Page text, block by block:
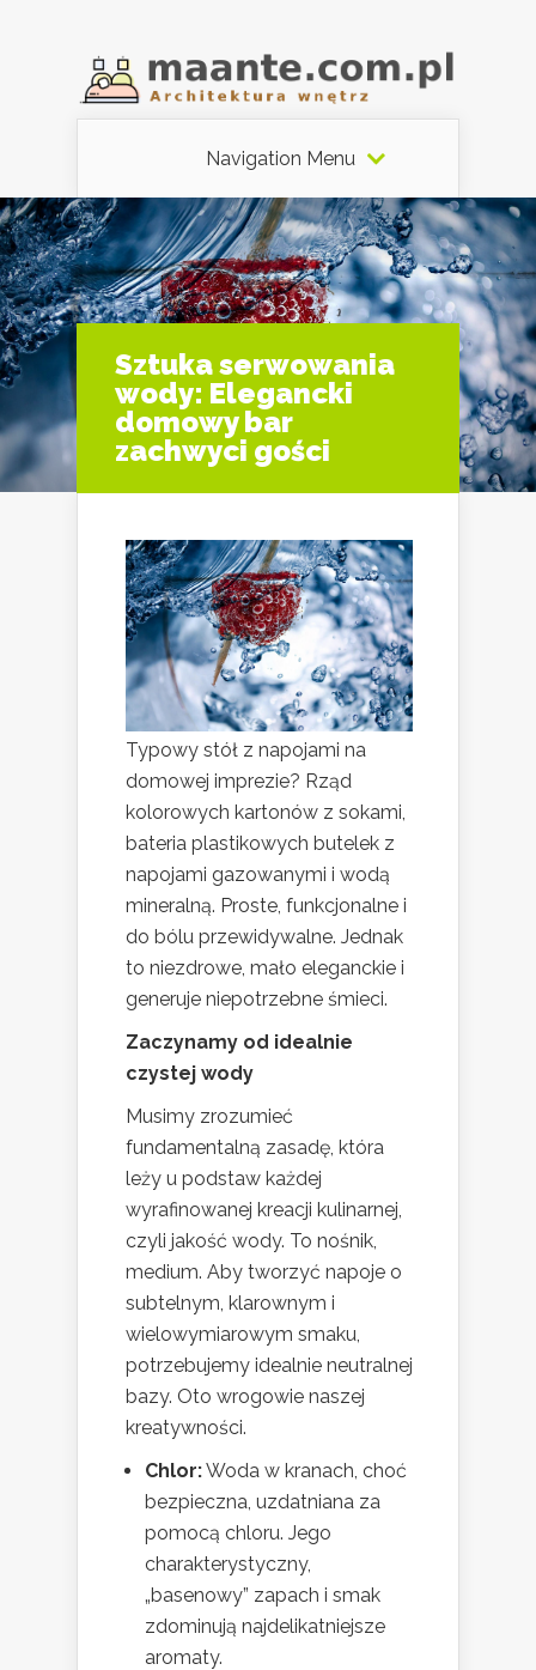
Navigation Menu
Sztuka serwowania
wody: Elegancki
domowy bar
zachwyci gości
Typowy stół z napojami na
domowej imprezie? Rząd
kolorowych kartonów z sokami,
bateria plastikowych butelek z
napojami gazowanymi i wodą
mineralną. Proste, funkcjonalne i
do bólu przewidywalne. Jednak
to niezdrowe, mało eleganckie i
generuje niepotrzebne śmieci.
Zaczynamy od idealnie
czystej wody
Musimy zrozumieć
fundamentalną zasadę, która
leży u podstaw każdej
wyrafinowanej kreacji kulinarnej,
czyli jakość wody. To nośnik,
medium. Aby tworzyć napoje o
subtelnym, klarownym i
wielowymiarowym smaku,
potrzebujemy idealnie neutralnej
bazy. Oto wrogowie naszej
kreatywności.
Chlor:Woda w kranach, choć
bezpieczna, uzdatniana za
pomocą chloru. Jego
charakterystyczny,
„basenowy” zapach i smak
zdominują najdelikatniejsze
aromaty.